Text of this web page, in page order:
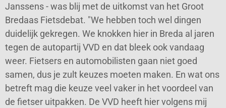
Janssens - was blij met de uitkomst van het Groot
Bredaas Fietsdebat. "We hebben toch wel dingen
duidelijk gekregen. We knokken hier in Breda al jaren
tegen de autopartij VVD en dat bleek ook vandaag
weer. Fietsers en automobilisten gaan niet goed
samen, dus je zult keuzes moeten maken. En wat ons
betreft mag die keuze veel vaker in het voordeel van
de fietser uitpakken. De VVD heeft hier volgens mij